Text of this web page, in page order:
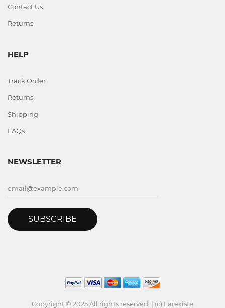
Contact Us
Returns
HELP
Track Order
Returns
Shipping
FAQs
NEWSLETTER
SUBSCRIBE
Copyright © 2025 All rights reserved. | (c) Larexiste